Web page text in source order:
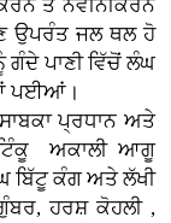
ਤੇ ਨਵੀਨੀਕਰਨ
ਉਪਰੰਤ ਜਲ ਥਲ ਹੋ
ਪਾਣੀ ਵਿੱਚੋਂ ਲੰਘ
ਪਈਆਂ।
ਪ੍ਰਧਾਨ ਅਤੇ
ਅਕਾਲੀ ਆਗੂ
ਬਿੱਟੂ ਕੰਗ ਅਤੇ ਲੱਖੀ
ਹਰਸ਼ ਕੋਹਲੀ ,